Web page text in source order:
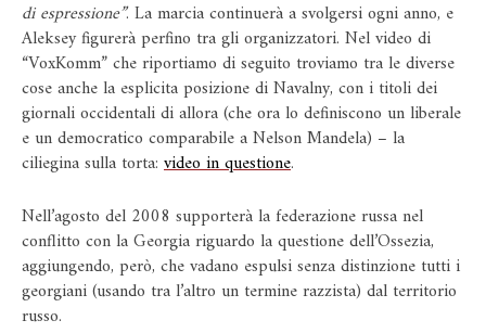
di espressione”. La marcia continuerà a svolgersi ogni anno, e
Aleksey figurerà perfino tra gli organizzatori. Nel video di
“VoxKomm” che riportiamo di seguito troviamo tra le diverse
cose anche la esplicita posizione di Navalny, con i titoli dei
giornali occidentali di allora (che ora lo definiscono un liberale
e un democratico comparabile a Nelson Mandela) – la
ciliegina sulla torta: video in questione.
Nell’agosto del 2008 supporterà la federazione russa nel
conflitto con la Georgia riguardo la questione dell’Ossezia,
aggiungendo, però, che vadano espulsi senza distinzione tutti i
georgiani (usando tra l’altro un termine razzista) dal territorio
russo.